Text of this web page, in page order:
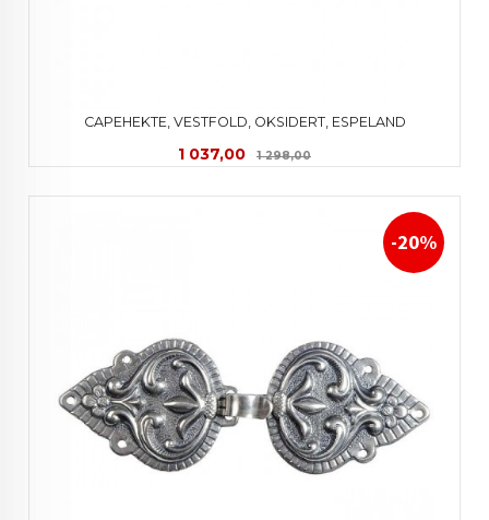
CAPEHEKTE, VESTFOLD, OKSIDERT, ESPELAND
Tilbud
1 037,00 1 298,00Rabatt
-20%